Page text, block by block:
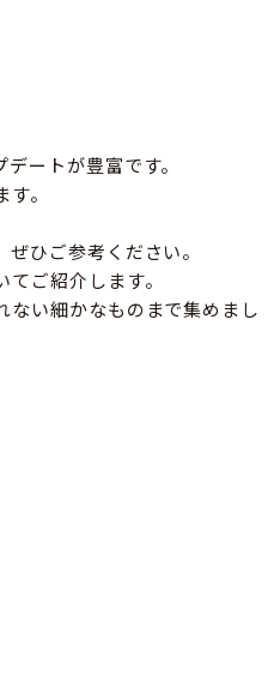
ートが豊富です。
。
ひご参考ください。
ご紹介します。
ない細かなものまで集めまし